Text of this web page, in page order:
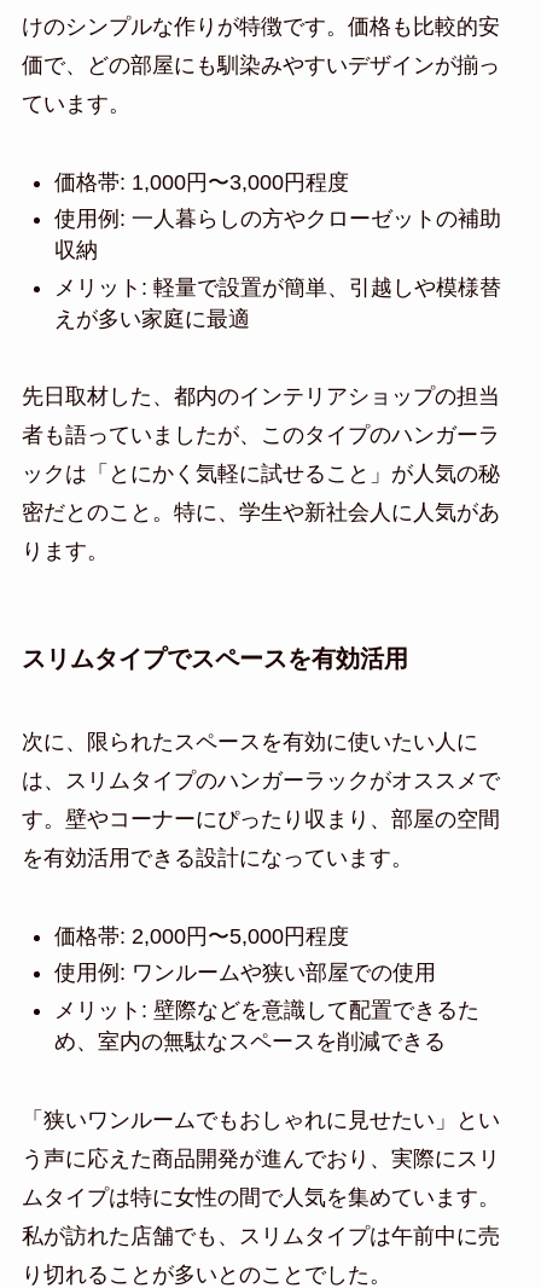
けのシンプルな作りが特徴です。価格も比較的安
価で、どの部屋にも馴染みやすいデザインが揃っ
ています。
価格帯: 1,000円〜3,000円程度
使用例: 一人暮らしの方やクローゼットの補助
収納
メリット: 軽量で設置が簡単、引越しや模様替
えが多い家庭に最適
先日取材した、都内のインテリアショップの担当
者も語っていましたが、このタイプのハンガーラ
ックは「とにかく気軽に試せること」が人気の秘
密だとのこと。特に、学生や新社会人に人気があ
ります。
スリムタイプでスペースを有効活用
次に、限られたスペースを有効に使いたい人に
は、スリムタイプのハンガーラックがオススメで
す。壁やコーナーにぴったり収まり、部屋の空間
を有効活用できる設計になっています。
価格帯: 2,000円〜5,000円程度
使用例: ワンルームや狭い部屋での使用
メリット: 壁際などを意識して配置できるた
め、室内の無駄なスペースを削減できる
「狭いワンルームでもおしゃれに見せたい」とい
う声に応えた商品開発が進んでおり、実際にスリ
ムタイプは特に女性の間で人気を集めています。
私が訪れた店舗でも、スリムタイプは午前中に売
り切れることが多いとのことでした。